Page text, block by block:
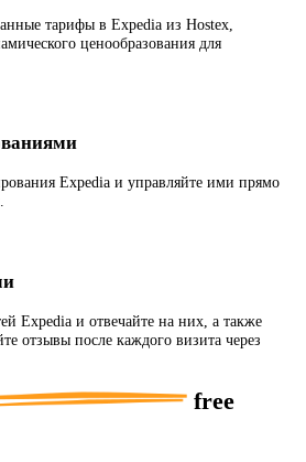
тарифы в Expedia из Hostex,
ценообразования для
Expedia и управляйте ими прямо
Expedia и отвечайте на них, а также
отзывы после каждого визита через
free